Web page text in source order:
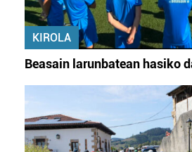
KIROLA
Beasain larunbatean hasiko